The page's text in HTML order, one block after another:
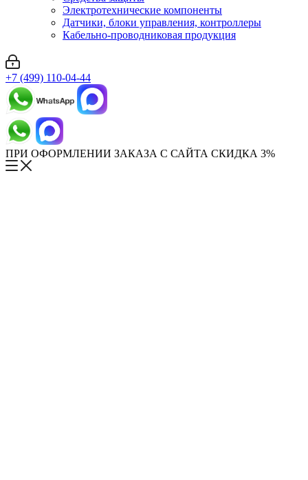
Электротехнические компоненты
Датчики, блоки управления, контроллеры
Кабельно-проводниковая продукция
+7 (499) 110-04-44
ПРИ ОФОРМЛЕНИИ ЗАКАЗА С САЙТА СКИДКА 3%